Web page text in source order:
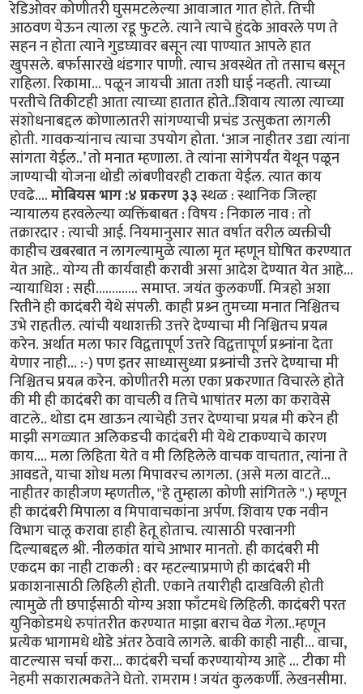
रेडिओवर कोणीतरी घुसमटलेल्या आवाजात गात होते. तिची
आठवण येऊन त्याला रडू फुटले. त्याने त्याचे हुंदके आवरले पण ते
सहन न होता त्याने गुडघ्यावर बसून त्या पाण्यात आपले हात
खुपसले. बर्फासारखे थंडगार पाणी. त्याच अवस्थेत तो तसाच बसून
राहिला. रिकामा... पळून जायची आता तशी घाई नव्हती. त्याच्या
परतीचे तिकीटही आता त्याच्या हातात होते..शिवाय त्याला त्याच्या
संशोधनाबद्दल कोणालातरी सांगण्याची प्रचंड उत्सुकता लागली
होती. गावकर्‍यांनाच त्याचा उपयोग होता. ‘आज नाहीतर उद्या त्यांना
सांगता येईल..’ तो मनात म्हणाला. ते त्यांना सांगेपर्यंत येथून पळून
जाण्याची योजना थोडी लांबणीवरही टाकता येईल. त्यात काय
एवढे....मोबियस भाग :४ प्रकरण ३३स्थळ : स्थानिक जिल्हा
न्यायालय हरवलेल्या व्यक्तिंबाबत : विषय : निकाल नाव : तो
तक्रारदार : त्याची आई. नियमानुसार सात वर्षात वरील व्यक्तीची
काहीच खबरबात न लागल्यामुळे त्याला मृत म्हणून घोषित करण्यात
येत आहे.. योग्य ती कार्यवाही करावी असा आदेश देण्यात येत आहे...
न्यायाधिश : सही............. समाप्त. जयंत कुलकर्णी. मित्रहो अशा
रितीने ही कादंबरी येथे संपली. काही प्रश्र्न तुमच्या मनात निश्चितच
उभे राहतील. त्यांची यथाशक्ती उत्तरे देण्याचा मी निश्चितच प्रयत्न
करेन. अर्थात मला फार विद्वत्तापूर्ण उत्तरे विद्वत्तापूर्ण प्रश्र्नांना देता
येणार नाही... :-) पण इतर साध्यासुध्या प्रश्र्नांची उत्तरे देण्याचा मी
निश्चितच प्रयत्न करेन. कोणीतरी मला एका प्रकरणात विचारले होते
की मी ही कादंबरी का वाचली व तिचे भाषांतर मला का करावेसे
वाटले.. थोडा दम खाऊन त्याचेही उत्तर देण्याचा प्रयत्न मी करेन ही
माझी सगळ्यात अलिकडची कादंबरी मी येथे टाकण्याचे कारण
काय.... मला लिहिता येते व मी लिहिलेले वाचक वाचतात, त्यांना ते
आवडते, याचा शोध मला मिपावरच लागला. (असे मला वाटते...
नाहीतर काहीजण म्हणतील, "हे तुम्हाला कोणी सांगितले ''.) म्हणून
ही कादंबरी मिपाला व मिपावाचकांना अर्पण. शिवाय एक नवीन
विभाग चालू करावा हाही हेतू होताच. त्यासाठी परवानगी
दिल्याबद्दल श्री. नीलकांत यांचे आभार मानतो. ही कादंबरी मी
एकदम का नाही टाकली : वर म्हटल्याप्रमाणे ही कादंबरी मी
प्रकाशनासाठी लिहिली होती. एकाने तयारीही दाखविली होती
त्यामुळे ती छपाईसाठी योग्य अशा फाँटमधे लिहिली. कादंबरी परत
युनिकोडमधे रुपांतरीत करण्यात माझा बराच वेळ गेला..म्हणून
प्रत्येक भागामधे थोडे अंतर ठेवावे लागले. बाकी काही नाही... वाचा,
वाटल्यास चर्चा करा... कादंबरी चर्चा करण्यायोग्य आहे ... टीका मी
नेहमी सकारात्मकतेने घेतो. रामराम ! जयंत कुलकर्णी. लेखनसीमा.